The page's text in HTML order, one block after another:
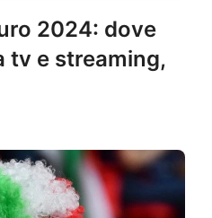
2024: dove
tv e streaming,